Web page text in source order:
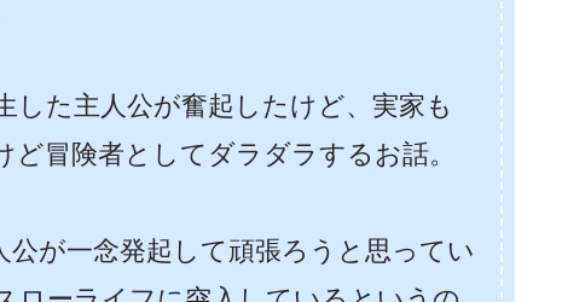
した主人公が奮起したけど、実家も
冒険者としてダラダラするお話。
公が一念発起して頑張ろうと思ってい